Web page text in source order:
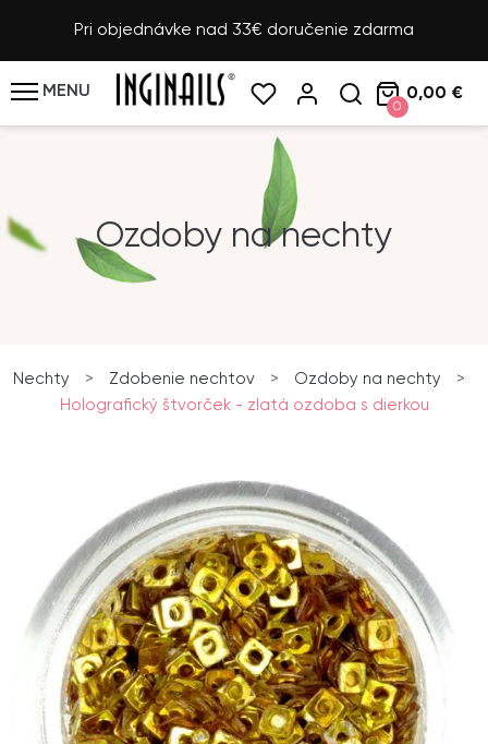
Pri objednávke nad 33€ doručenie zdarma
MENU
0
0,00 €
Ozdoby na nechty
Nechty > Zdobenie nechtov > Ozdoby na nechty
>
Holografický štvorček - zlatá ozdoba s dierkou